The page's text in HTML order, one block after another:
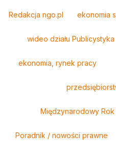
Redakcja ngo.pl ekonomia
wideo działu Publicystyka
ekonomia, rynek pracy
Międzynarodowy
Poradnik / nowości prawne